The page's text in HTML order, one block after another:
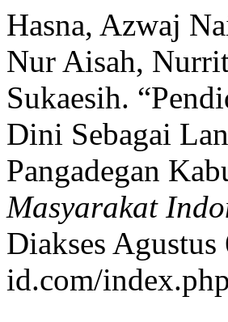
Hasna, Azwaj
Nur Aisah,
Sukaesih.
Dini Sebagai
Pangadegan
Masyarakat
Diakses
id.com/